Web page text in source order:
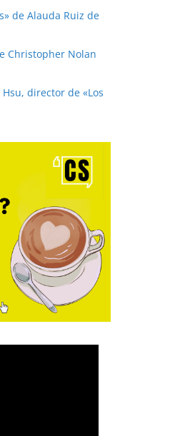
de Alauda Ruiz de
Christopher Nolan
director de «Los